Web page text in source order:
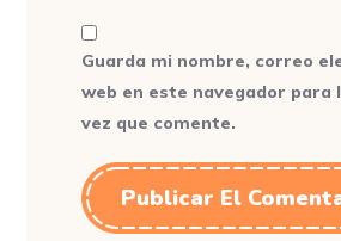
Guarda mi nombre, correo
web en este navegador para
vez que comente.